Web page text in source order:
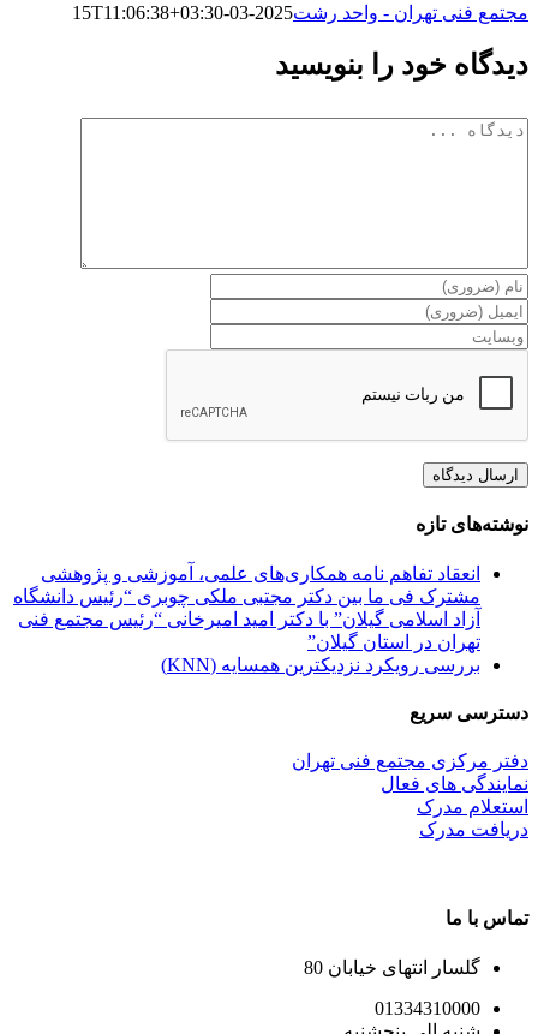
مجتمع فنی تهران - واحد رشت2025-03-15T11:06:38+03:30
دیدگاه خود را بنویسید
دیدگاه
نوشته‌های تازه
انعقاد تفاهم نامه همکاری‌های علمی، آموزشی و پژوهشی
مشترک فی ما بین دکتر مجتبی ملکی چوبری “رئیس دانشگاه
آزاد اسلامی گیلان” با دکتر امید امیرخانی “رئیس مجتمع فنی
تهران در استان گیلان”
بررسی رویکرد نزدیکترین همسایه (KNN)
دسترسی سریع
دفتر مرکزی مجتمع فنی تهران
نمایندگی های فعال
استعلام مدرک
دریافت مدرک
تماس با ما
گلسار انتهای خیابان 80
01334310000